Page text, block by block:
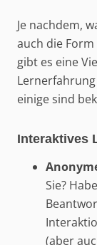
Je nachdem,
auch die
gibt es eine
einige sind
Interaktives
Sie?
(aber